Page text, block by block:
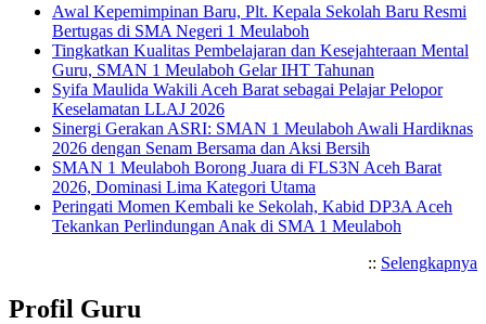
Awal Kepemimpinan Baru, Plt. Kepala Sekolah Baru Resmi
Bertugas di SMA Negeri 1 Meulaboh
Tingkatkan Kualitas Pembelajaran dan Kesejahteraan Mental
Guru, SMAN 1 Meulaboh Gelar IHT Tahunan
Syifa Maulida Wakili Aceh Barat sebagai Pelajar Pelopor
Keselamatan LLAJ 2026
Sinergi Gerakan ASRI: SMAN 1 Meulaboh Awali Hardiknas
2026 dengan Senam Bersama dan Aksi Bersih
SMAN 1 Meulaboh Borong Juara di FLS3N Aceh Barat
2026, Dominasi Lima Kategori Utama
Peringati Momen Kembali ke Sekolah, Kabid DP3A Aceh
Tekankan Perlindungan Anak di SMA 1 Meulaboh
:: Selengkapnya
Profil Guru